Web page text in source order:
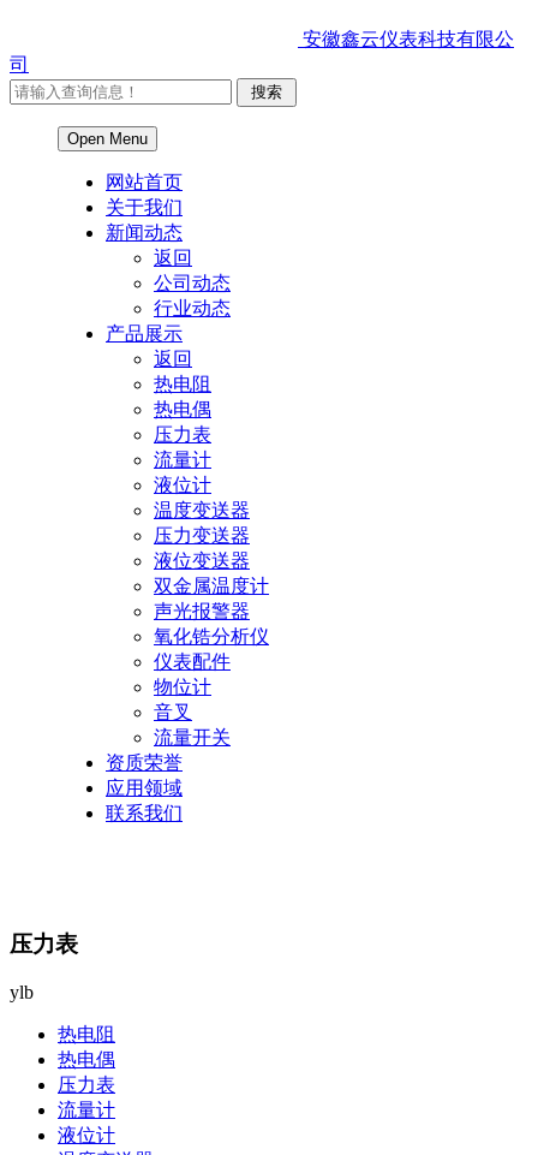
安徽鑫云仪表科技有限公
司
Open Menu
网站首页
关于我们
新闻动态
返回
公司动态
行业动态
产品展示
返回
热电阻
热电偶
压力表
流量计
液位计
温度变送器
压力变送器
液位变送器
双金属温度计
声光报警器
氧化锆分析仪
仪表配件
物位计
音叉
流量开关
资质荣誉
应用领域
联系我们
压力表
ylb
热电阻
热电偶
压力表
流量计
液位计